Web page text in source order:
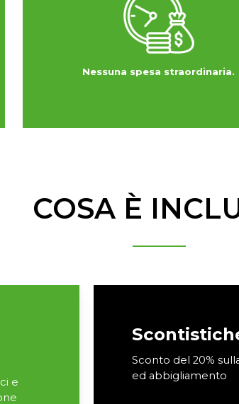
Nessuna spesa straordinaria.
COSA È
e
Sconto del 20%
ed abbigliamento